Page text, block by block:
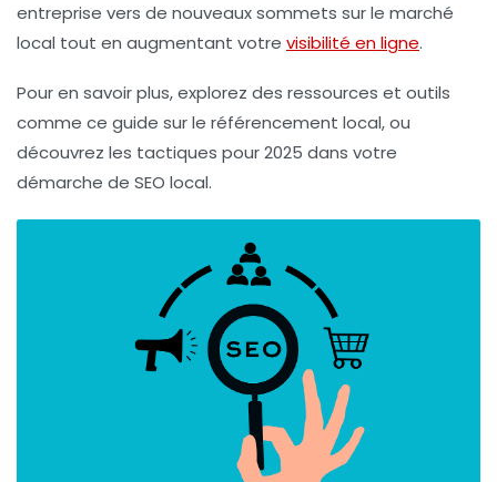
entreprise vers de nouveaux sommets sur le marché
local tout en augmentant votre visibilité en ligne.
Pour en savoir plus, explorez des ressources et outils
comme ce guide sur le référencement local, ou
découvrez les tactiques pour 2025 dans votre
démarche de SEO local.